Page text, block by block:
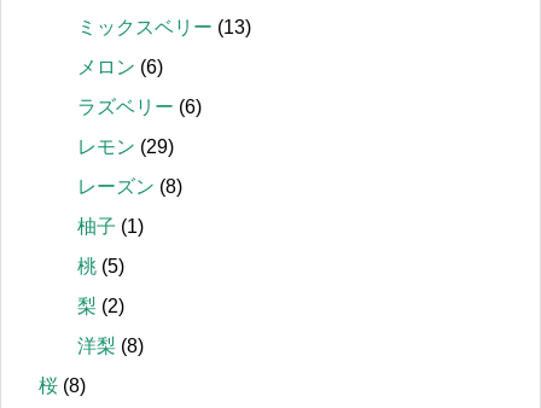
ミックスベリー (13)
メロン (6)
ラズベリー (6)
レモン (29)
レーズン (8)
柚子 (1)
桃 (5)
梨 (2)
洋梨 (8)
桜 (8)